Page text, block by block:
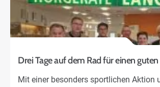
Drei Tage auf dem Rad für einen
Mit einer besonders sportlichen Aktion